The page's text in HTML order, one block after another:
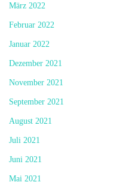
März 2022
Februar 2022
Januar 2022
Dezember 2021
November 2021
September 2021
August 2021
Juli 2021
Juni 2021
Mai 2021